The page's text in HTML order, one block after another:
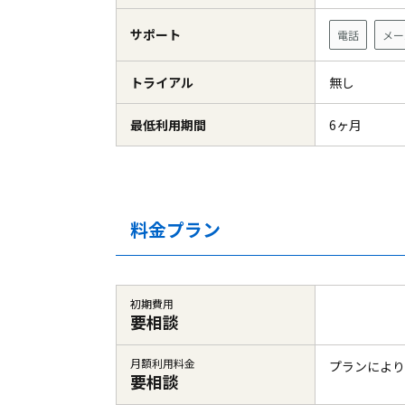
サポート 電話 メ
トライアル 無し
最低利用期間 6ヶ月
料金プラン
初期費用
要相談
月額利用料金
要相談
プランによ